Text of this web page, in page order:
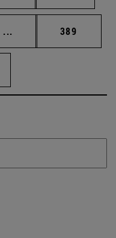
... Páginas intermedias
Página
389